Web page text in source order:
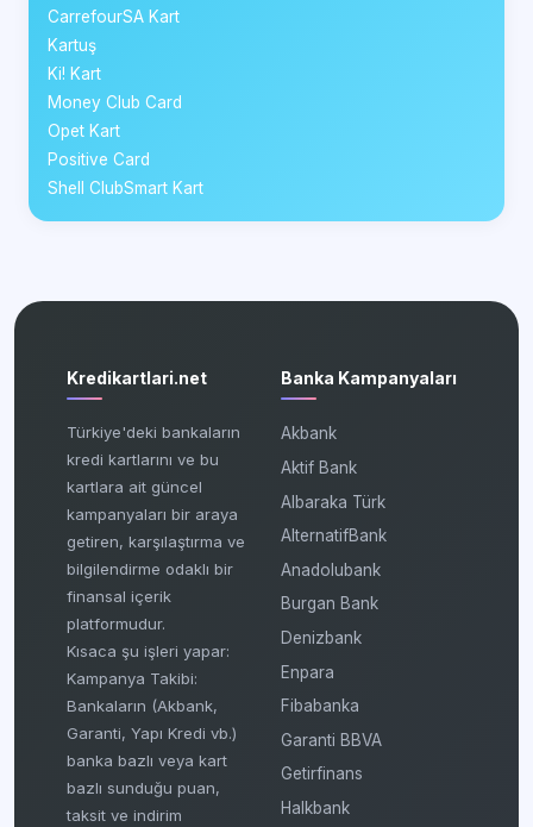
CarrefourSA Kart
Kartuş
Ki! Kart
Money Club Card
Opet Kart
Positive Card
Shell ClubSmart Kart
Kredikartlari.net
Türkiye'deki bankaların
kredi kartlarını ve bu
kartlara ait güncel
kampanyaları bir araya
getiren, karşılaştırma ve
bilgilendirme odaklı bir
finansal içerik
platformudur.
Kısaca şu işleri yapar:
Kampanya Takibi:
Bankaların (Akbank,
Garanti, Yapı Kredi vb.)
banka bazlı veya kart
bazlı sunduğu puan,
taksit ve indirim
Banka Kampanyaları
Akbank
Aktif Bank
Albaraka Türk
AlternatifBank
Anadolubank
Burgan Bank
Denizbank
Enpara
Fibabanka
Garanti BBVA
Getirfinans
Halkbank